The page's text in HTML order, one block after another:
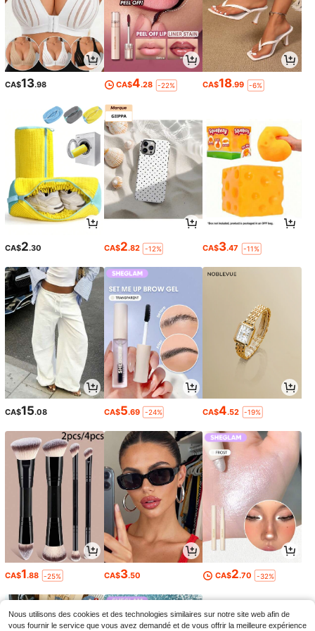
CA$13.98 CA$4.28 -22% CA$18.99 -6%
CA$2.30 CA$2.82 -12% CA$3.47 -11%
CA$15.08 CA$5.69 -24% CA$4.52 -19%
CA$1.88 -25% CA$3.50 CA$2.70 -32%
Nous utilisons des cookies et des technologies similaires sur notre site web afin de
vous fournir le service que vous avez demandé et de vous offrir la meilleure expérience